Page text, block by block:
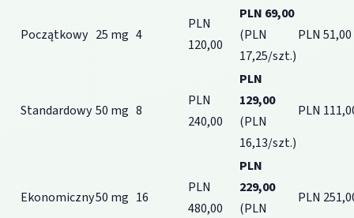
Początkowy 25 mg 4
PLN
120,00
PLN 69,00
(PLN
17,25/szt.)
PLN 51,00
Standardowy 50 mg 8
PLN
240,00
PLN
129,00
(PLN
16,13/szt.)
PLN
Ekonomiczny50 mg 16
PLN
480,00
PLN
229,00
(PLN
PLN